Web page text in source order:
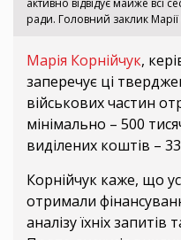
ради. Головний заклик
Марія Корнійчук,
заперечує ці
військових частин
мінімально – 500
виділених коштів –
Корнійчук каже, що
отримали
аналізу їхніх запитів